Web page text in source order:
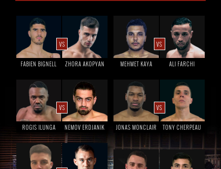
VS
FABIEN BIGNELL ZHORA AKOPYAN
VS
MEHMET KAYA ALI FARCHI
VS
ROGIS ILUNGA NEMOV ERDJANIK
VS
JONAS MONCLAIR TONY CHERPEAU